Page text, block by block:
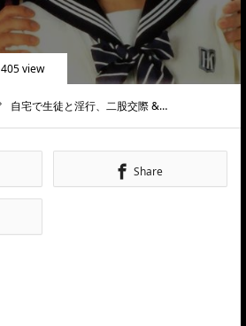
405 view
自宅で生徒と淫行、二股交際 &…
Share